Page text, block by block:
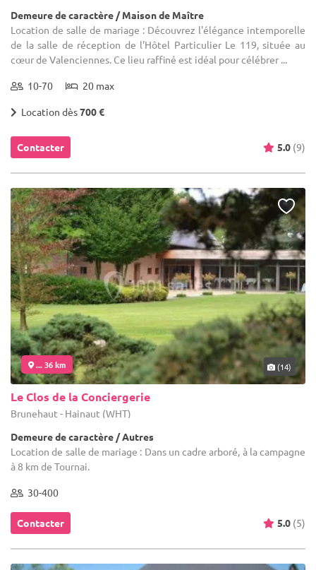
Demeure de caractère / Maison de Maître
Location de salle de mariage : Découvrez l'élégance intemporelle
de la salle de réception de l'Hôtel Particulier Le 119, située au
cœur de Valenciennes. Ce lieu raffiné est idéal pour célébrer ...
10-70 20 max
Location dès700 €
Contacter 5.0 (9)
... 36 km (14)
Le Clos de la Conciergerie
Brunehaut - Hainaut (WHT)
Demeure de caractère / Autres
Location de salle de mariage : Dans un cadre arboré, à la campagne
à 8 km de Tournai.
30-400
Contacter 5.0 (5)